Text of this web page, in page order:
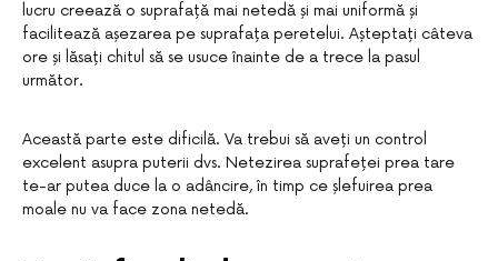
lucru creează o suprafață mai netedă și mai uniformă și
facilitează așezarea pe suprafața peretelui. Așteptați câteva
ore și lăsați chitul să se usuce înainte de a trece la pasul
următor.
Această parte este dificilă. Va trebui să aveți un control
excelent asupra puterii dvs. Netezirea suprafeței prea tare
te-ar putea duce la o adâncire, în timp ce șlefuirea prea
moale nu va face zona netedă.